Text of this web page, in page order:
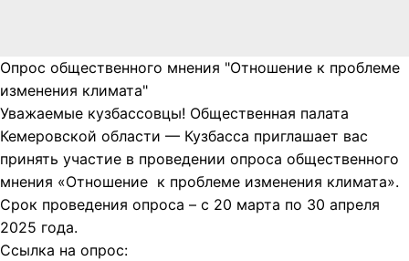
Опрос общественного мнения "Отношение к проблеме
изменения климата"
Уважаемые кузбассовцы! Общественная палата
Кемеровской области — Кузбасса приглашает вас
принять участие в проведении опроса общественного
мнения «Отношение к проблеме изменения климата».
Срок проведения опроса – с 20 марта по 30 апреля
2025 года.
Ссылка на опрос: